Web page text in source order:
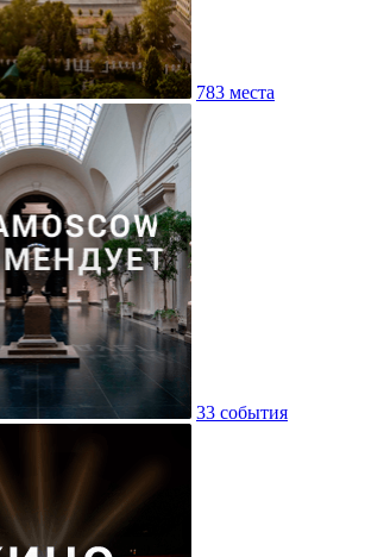
783 места
33 события